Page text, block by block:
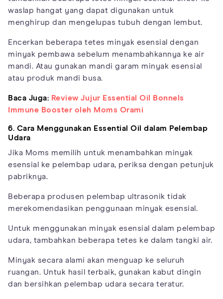
waslap hangat yang dapat digunakan untuk
menghirup dan mengelupas tubuh dengan lembut.
Encerkan beberapa tetes minyak esensial dengan
minyak pembawa sebelum menambahkannya ke air
mandi. Atau gunakan mandi garam minyak esensial
atau produk mandi busa.
Baca Juga: Review Jujur Essential Oil Bonnels
Immune Booster oleh Moms Orami
6. Cara Menggunakan Essential Oil dalam Pelembap
Udara
Jika Moms memilih untuk menambahkan minyak
esensial ke pelembap udara, periksa dengan petunjuk
pabriknya.
Beberapa produsen pelembap ultrasonik tidak
merekomendasikan penggunaan minyak esensial.
Untuk menggunakan minyak esensial dalam pelembap
udara, tambahkan beberapa tetes ke dalam tangki air.
Minyak secara alami akan menguap ke seluruh
ruangan. Untuk hasil terbaik, gunakan kabut dingin
dan bersihkan pelembap udara secara teratur.